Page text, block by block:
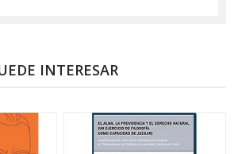
INTERESAR